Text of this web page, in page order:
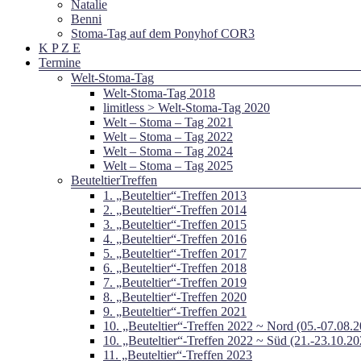
Natalie
Benni
Stoma-Tag auf dem Ponyhof COR3
K P Z E
Termine
Welt-Stoma-Tag
Welt-Stoma-Tag 2018
limitless > Welt-Stoma-Tag 2020
Welt – Stoma – Tag 2021
Welt – Stoma – Tag 2022
Welt – Stoma – Tag 2024
Welt – Stoma – Tag 2025
BeuteltierTreffen
1. „Beuteltier“-Treffen 2013
2. „Beuteltier“-Treffen 2014
3. „Beuteltier“-Treffen 2015
4. „Beuteltier“-Treffen 2016
5. „Beuteltier“-Treffen 2017
6. „Beuteltier“-Treffen 2018
7. „Beuteltier“-Treffen 2019
8. „Beuteltier“-Treffen 2020
9. „Beuteltier“-Treffen 2021
10. „Beuteltier“-Treffen 2022 ~ Nord (05.-
10. „Beuteltier“-Treffen 2022 ~ Süd (21.-
11. „Beuteltier“-Treffen 2023